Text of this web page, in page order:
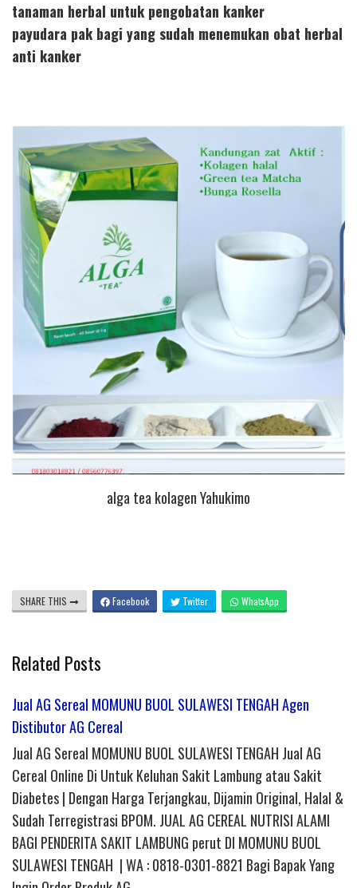
tanaman herbal untuk pengobatan kanker
payudara pak bagi yang sudah menemukan obat herbal
anti kanker
alga tea kolagen Yahukimo
SHARE THIS Facebook Twitter WhatsApp
Related Posts
Jual AG Sereal MOMUNU BUOL SULAWESI TENGAH Agen
Distibutor AG Cereal
Jual AG Sereal MOMUNU BUOL SULAWESI TENGAH Jual AG
Cereal Online Di Untuk Keluhan Sakit Lambung atau Sakit
Diabetes | Dengan Harga Terjangkau, Dijamin Original, Halal &
Sudah Terregistrasi BPOM. JUAL AG CEREAL NUTRISI ALAMI
BAGI PENDERITA SAKIT LAMBUNG perut DI MOMUNU BUOL
SULAWESI TENGAH | WA : 0818-0301-8821 Bagi Bapak Yang